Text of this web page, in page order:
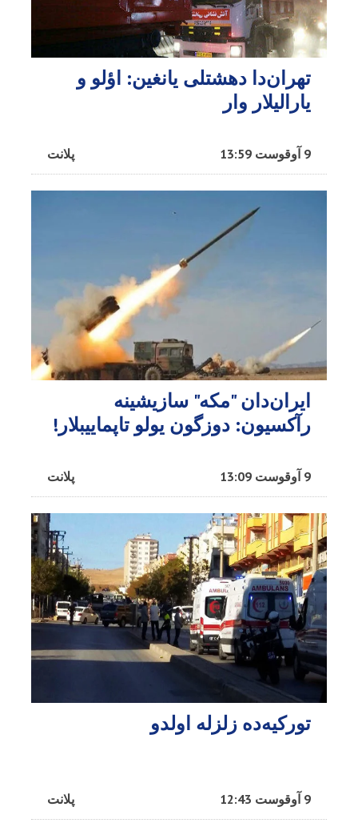
تهران‌دا دهشتلی یانغین: اؤلو و
یارالیلار وار
پلانت 9 آوقوست 13:59
ایران‌دان "مکه" سازیشینه
رآکسیون: دوزگون یولو تاپماییبلار!
پلانت 9 آوقوست 13:09
تورکیه‌ده زلزله اولدو
پلانت 9 آوقوست 12:43